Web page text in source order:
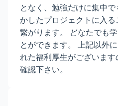
となく、勉強だけに集中
かしたプロジェクトに入
繋がります。 どなたでも
とができます。 上記以外
れた福利厚生がございま
確認下さい。